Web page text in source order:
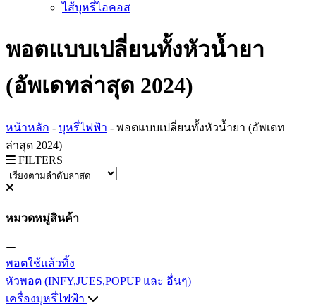
ไส้บุหรี่ไอคอส
พอตแบบเปลี่ยนทั้งหัวน้ำยา
(อัพเดทล่าสุด 2024)
หน้าหลัก - บุหรี่ไฟฟ้า - พอตแบบเปลี่ยนทั้งหัวน้ำยา (อัพเดท
ล่าสุด 2024)
FILTERS
หมวดหมู่สินค้า
พอตใช้แล้วทิ้ง
หัวพอต (INFY,JUES,POPUP และ อื่นๆ)
เครื่องบุหรี่ไฟฟ้า